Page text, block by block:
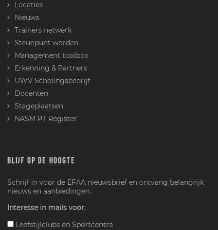
Locaties
Nieuws
Trainers netwerk
Steunpunt worden
Management toolbox
Erkenning & Partners
UWV Scholingsbedrijf
Docenten
Stageplaatsen
NASM PT Register
BLIJF OP DE HOOGTE
Schrijf in voor de EFAA nieuwsbrief en ontvang belangrijk
nieuws en aanbiedingen.
Interesse in mails voor:
Leefstijlclubs en Sportcentra